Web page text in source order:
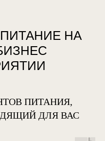
НА
ПИТАНИЯ,
ДЛЯ ВАС